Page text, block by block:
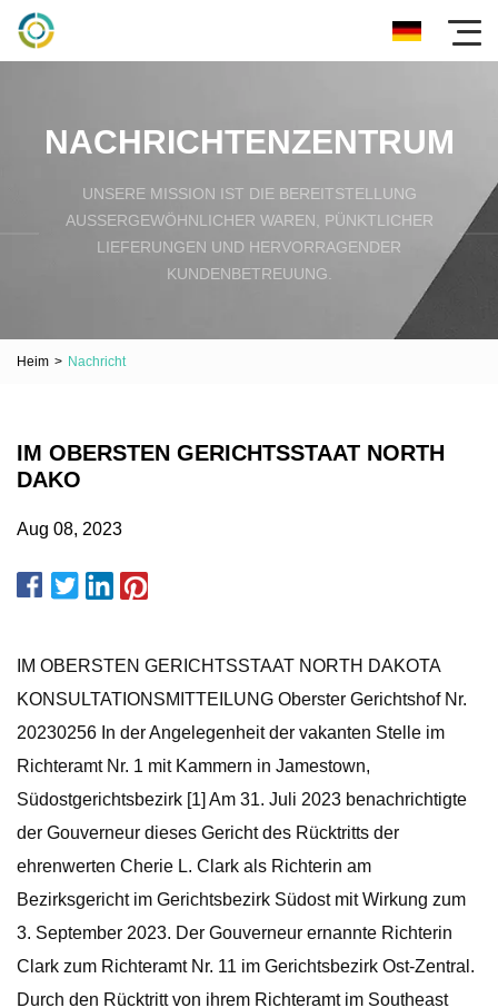
NACHRICHTENZENTRUM
UNSERE MISSION IST DIE BEREITSTELLUNG
AUSSERGEWÖHNLICHER WAREN, PÜNKTLICHER L
IEFERUNGEN UND HERVORRAGENDER K
UNDENBETREUUNG.
Heim > Nachricht
IM OBERSTEN GERICHTSSTAAT NORTH
DAKO
Aug 08, 2023
IM OBERSTEN GERICHTSSTAAT NORTH DAKOTA
KONSULTATIONSMITTEILUNG Oberster Gerichtshof Nr.
20230256 In der Angelegenheit der vakanten Stelle im
Richteramt Nr. 1 mit Kammern in Jamestown,
Südostgerichtsbezirk [1] Am 31. Juli 2023 benachrichtigte
der Gouverneur dieses Gericht des Rücktritts der
ehrenwerten Cherie L. Clark als Richterin am
Bezirksgericht im Gerichtsbezirk Südost mit Wirkung zum
3. September 2023. Der Gouverneur ernannte Richterin
Clark zum Richteramt Nr. 11 im Gerichtsbezirk Ost-Zentral.
Durch den Rücktritt von ihrem Richteramt im Southeast